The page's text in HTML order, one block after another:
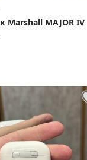
Marshall MAJOR IV